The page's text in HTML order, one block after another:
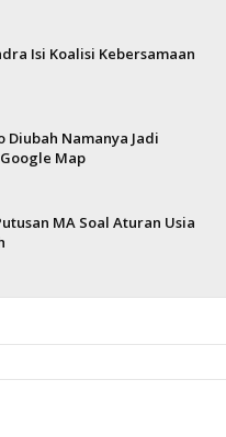
Isi Koalisi Kebersamaan
Diubah Namanya Jadi
Map
MA Soal Aturan Usia